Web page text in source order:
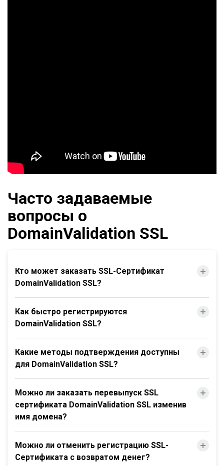
Часто задаваемые
вопросы о
DomainValidation SSL
Кто может заказать SSL-Сертификат
DomainValidation SSL?
Как быстро регистрируются
DomainValidation SSL?
Какие методы подтверждения доступны
для DomainValidation SSL?
Можно ли заказать перевыпуск SSL
сертификата DomainValidation SSL изменив
имя домена?
Можно ли отменить регистрацию SSL-
Сертификата с возвратом денег?